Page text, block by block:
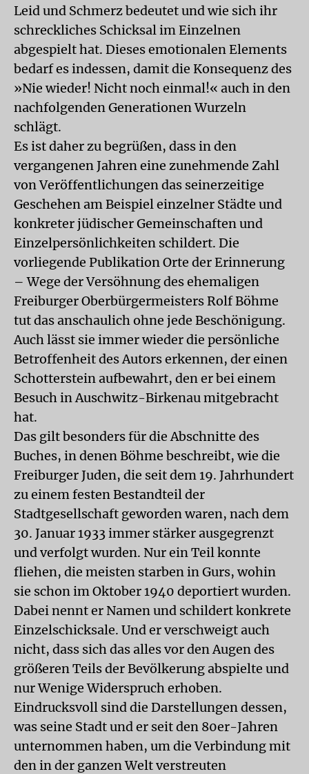
Leid und Schmerz bedeutet und wie sich ihr
schreckliches Schicksal im Einzelnen
abgespielt hat. Dieses emotionalen Elements
bedarf es indessen, damit die Konsequenz des
»Nie wieder! Nicht noch einmal!« auch in den
nachfolgenden Generationen Wurzeln
schlägt.
Es ist daher zu begrüßen, dass in den
vergangenen Jahren eine zunehmende Zahl
von Veröffentlichungen das seinerzeitige
Geschehen am Beispiel einzelner Städte und
konkreter jüdischer Gemeinschaften und
Einzelpersönlichkeiten schildert. Die
vorliegende Publikation Orte der Erinnerung
– Wege der Versöhnung des ehemaligen
Freiburger Oberbürgermeisters Rolf Böhme
tut das anschaulich ohne jede Beschönigung.
Auch lässt sie immer wieder die persönliche
Betroffenheit des Autors erkennen, der einen
Schotterstein aufbewahrt, den er bei einem
Besuch in Auschwitz-Birkenau mitgebracht
hat.
Das gilt besonders für die Abschnitte des
Buches, in denen Böhme beschreibt, wie die
Freiburger Juden, die seit dem 19. Jahrhundert
zu einem festen Bestandteil der
Stadtgesellschaft geworden waren, nach dem
30. Januar 1933 immer stärker ausgegrenzt
und verfolgt wurden. Nur ein Teil konnte
fliehen, die meisten starben in Gurs, wohin
sie schon im Oktober 1940 deportiert wurden.
Dabei nennt er Namen und schildert konkrete
Einzelschicksale. Und er verschweigt auch
nicht, dass sich das alles vor den Augen des
größeren Teils der Bevölkerung abspielte und
nur Wenige Widerspruch erhoben.
Eindrucksvoll sind die Darstellungen dessen,
was seine Stadt und er seit den 80er-Jahren
unternommen haben, um die Verbindung mit
den in der ganzen Welt verstreuten